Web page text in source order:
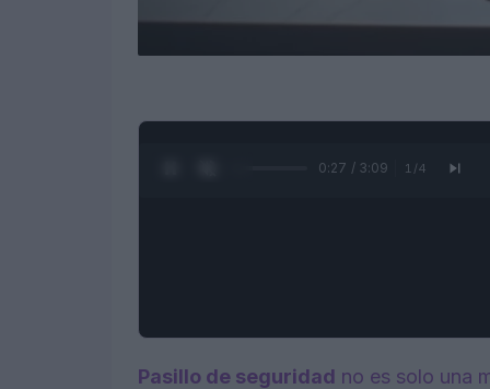
0:28 / 3:09 1 /4
Pasillo de seguridad no es solo una